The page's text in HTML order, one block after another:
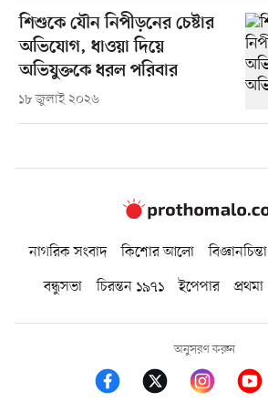
শিশুকে যৌন নিপীড়নের চেষ্টার
অভিযোগ, ধাওয়া দিয়ে
অভিযুক্তকে ধরল পরিবার
১৮ জুলাই ২০২৬
নাগরিক সংবাদ কিশোর আলো বিজ্ঞানচিন্তা
বন্ধুসভা
চিরন্তন ১৯৭১ ইপেপার প্রথমা
অনুসরণ করুন